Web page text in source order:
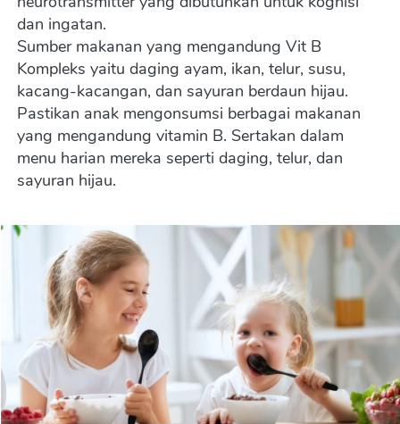
dan ingatan.
Sumber makanan yang mengandung Vit B
Kompleks yaitu daging ayam, ikan, telur, susu,
kacang-kacangan, dan sayuran berdaun hijau.
Pastikan anak mengonsumsi berbagai makanan
yang mengandung vitamin B. Sertakan dalam
menu harian mereka seperti daging, telur, dan
sayuran hijau.